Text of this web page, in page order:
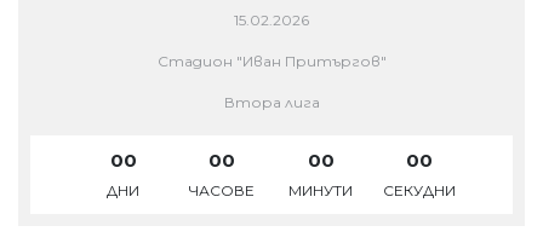
15.02.2026
Стадион "Иван Притъргов"
Втора лига
00
ДНИ
00
ЧАСОВЕ
00
МИНУТИ
00
СЕКУДНИ